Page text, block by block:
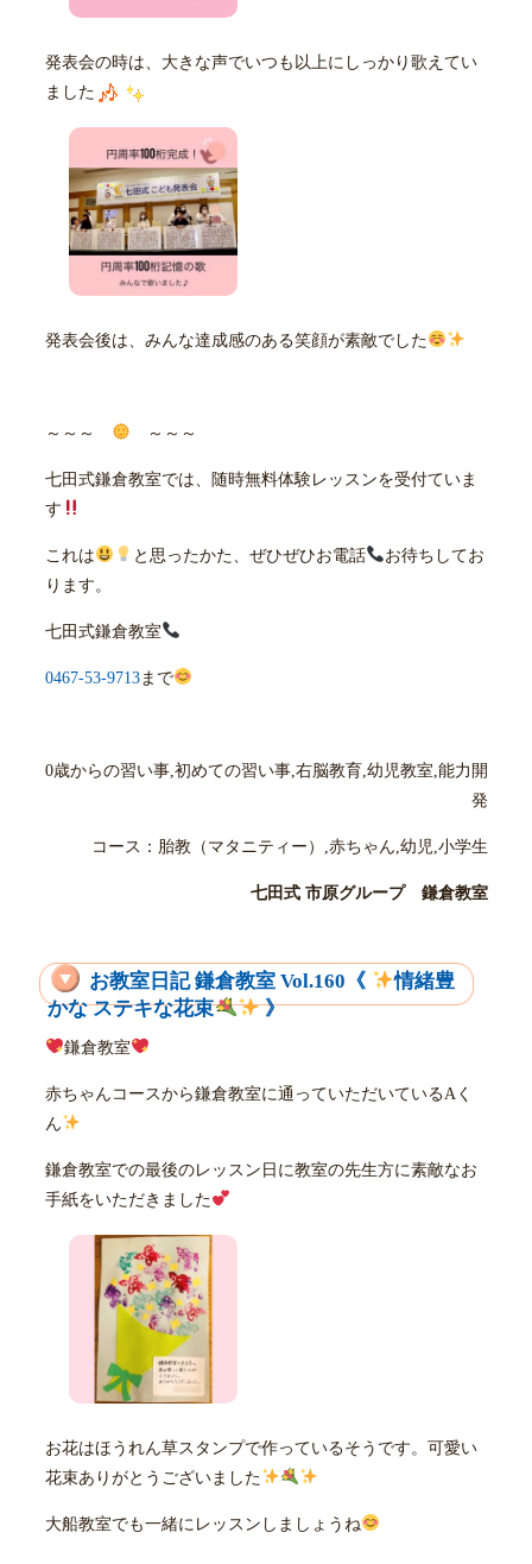
発表会の時は、大きな声でいつも以上にしっかり歌えてい
ました
発表会後は、みんな達成感のある笑顔が素敵でした
～～～ ～～～
七田式鎌倉教室では、随時無料体験レッスンを受付ていま
す
これは と思ったかた、ぜひぜひお電話
お待ちしてお
ります。
七田式鎌倉教室
0467-53-9713 まで
0歳からの習い事,初めての習い事,右脳教育,幼児教室,能力開
発
コース：胎教（マタニティー）,赤ちゃん,幼児,小学生
七田式 市原グループ 鎌倉教室
お教室日記 鎌倉教室 Vol.160《
情緒豊
かな ステキな花束
》
鎌倉教室
赤ちゃんコースから鎌倉教室に通っていただいているAく
ん
鎌倉教室での最後のレッスン日に教室の先生方に素敵なお
手紙をいただきました
お花はほうれん草スタンプで作っているそうです。可愛い
花束ありがとうございました
大船教室でも一緒にレッスンしましょうね